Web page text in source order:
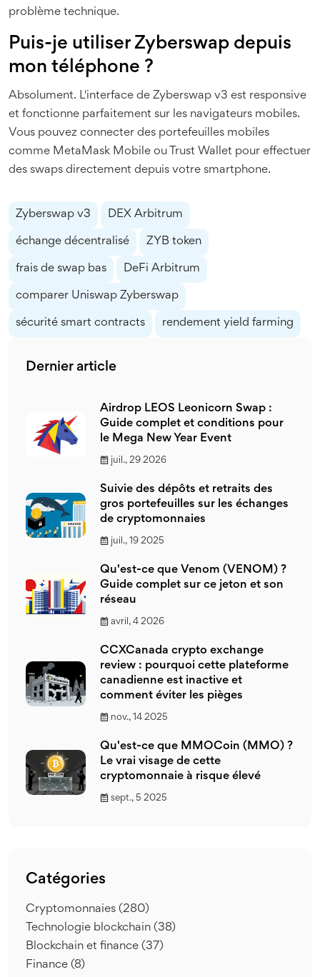
problème technique.
Puis-je utiliser Zyberswap depuis
mon téléphone ?
Absolument. L'interface de Zyberswap v3 est responsive
et fonctionne parfaitement sur les navigateurs mobiles.
Vous pouvez connecter des portefeuilles mobiles
comme MetaMask Mobile ou Trust Wallet pour effectuer
des swaps directement depuis votre smartphone.
Zyberswap v3 DEX Arbitrum
échange décentralisé ZYB token
frais de swap bas DeFi Arbitrum
comparer Uniswap Zyberswap
sécurité smart contracts rendement yield farming
Dernier article
Airdrop LEOS Leonicorn Swap :
Guide complet et conditions pour
le Mega New Year Event
juil., 29 2026
Suivie des dépôts et retraits des
gros portefeuilles sur les échanges
de cryptomonnaies
juil., 19 2025
Qu'est-ce que Venom (VENOM) ?
Guide complet sur ce jeton et son
réseau
avril, 4 2026
CCXCanada crypto exchange
review : pourquoi cette plateforme
canadienne est inactive et
comment éviter les pièges
nov., 14 2025
Qu'est-ce que MMOCoin (MMO) ?
Le vrai visage de cette
cryptomonnaie à risque élevé
sept., 5 2025
Catégories
Cryptomonnaies (280)
Technologie blockchain (38)
Blockchain et finance (37)
Finance (8)